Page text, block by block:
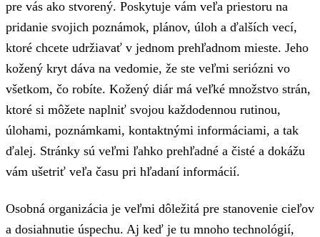
pre vás ako stvorený. Poskytuje vám veľa priestoru na
pridanie svojich poznámok, plánov, úloh a ďalších vecí,
ktoré chcete udržiavať v jednom prehľadnom mieste. Jeho
kožený kryt dáva na vedomie, že ste veľmi seriózni vo
všetkom, čo robíte. Kožený diár má veľké množstvo strán,
ktoré si môžete naplniť svojou každodennou rutinou,
úlohami, poznámkami, kontaktnými informáciami, a tak
ďalej. Stránky sú veľmi ľahko prehľadné a čisté a dokážu
vám ušetriť veľa času pri hľadaní informácií.
Osobná organizácia je veľmi dôležitá pre stanovenie cieľov
a dosiahnutie úspechu. Aj keď je tu mnoho technológií,